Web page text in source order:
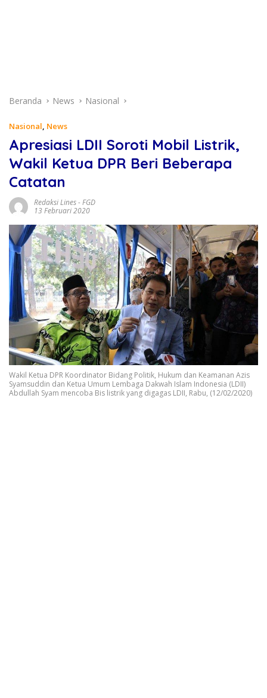
Beranda News Nasional
Nasional, News
Apresiasi LDII Soroti Mobil Listrik,
Wakil Ketua DPR Beri Beberapa
Catatan
Redaksi Lines-FGD
13 Februari 2020
Wakil Ketua DPR Koordinator Bidang Politik, Hukum dan Keamanan Azis
Syamsuddin dan Ketua Umum Lembaga Dakwah Islam Indonesia (LDII)
Abdullah Syam mencoba Bis listrik yang digagas LDII, Rabu, (12/02/2020)